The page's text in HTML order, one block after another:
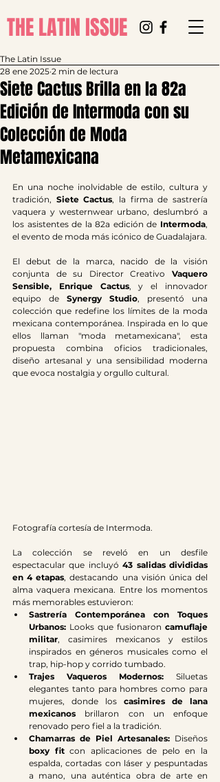
THE LATIN ISSUE
Siete Cactus Brilla en la 82a
Edición de Intermoda con su
Colección de Moda
Metamexicana
The Latin Issue
28 ene 2025 2 min de lectura
En una noche inolvidable de estilo, cultura y
tradición, Siete Cactus, la firma de sastrería
vaquera y westernwear urbano, deslumbró a
los asistentes de la 82a edición de Intermoda,
el evento de moda más icónico de Guadalajara.
El debut de la marca, nacido de la visión
conjunta de su Director Creativo Vaquero
Sensible, Enrique Cactus, y el innovador
equipo de Synergy Studio, presentó una
colección que redefine los límites de la moda
mexicana contemporánea. Inspirada en lo que
ellos llaman "moda metamexicana", esta
propuesta combina oficios tradicionales,
diseño artesanal y una sensibilidad moderna
que evoca nostalgia y orgullo cultural.
Fotografía cortesía de Intermoda.
La colección se reveló en un desfile
espectacular que incluyó 43 salidas divididas
en 4 etapas, destacando una visión única del
alma vaquera mexicana. Entre los momentos
más memorables estuvieron:
Sastrería Contemporánea con Toques
Urbanos: Looks que fusionaron camuflaje
militar, casimires mexicanos y estilos
inspirados en géneros musicales como el
trap, hip-hop y corrido tumbado.
Trajes Vaqueros Modernos: Siluetas
elegantes tanto para hombres como para
mujeres, donde los casimires de lana
mexicanos brillaron con un enfoque
renovado pero fiel a la tradición.
Chamarras de Piel Artesanales:
boxy fit con aplicaciones de pelo en la
espalda, cortadas con láser y pespuntadas
a mano, una auténtica obra de arte en